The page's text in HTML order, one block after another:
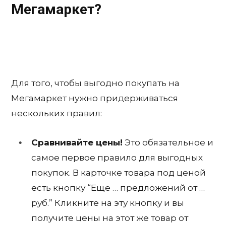
Мегамаркет?
Для того, чтобы выгодно покупать на
Мегамаркет нужно придерживаться
нескольких правил:
Сравнивайте цены! Это обязательное и
самое первое правило для выгодных
покупок. В карточке товара под ценой
есть кнопку “Еще … предложений от …
руб.” Кликните на эту кнопку и вы
получите цены на этот же товар от